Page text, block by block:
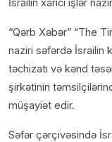
İsrailin xarici işlər
“Qərb Xəbər” “The
naziri səfərdə İsrailin
təchizatı və kənd
şirkətinin
müşayiət edir.
Səfər çərçivəsində